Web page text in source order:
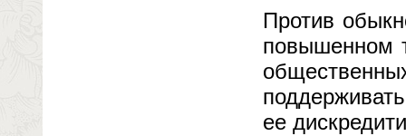
Против
повышенном
ее